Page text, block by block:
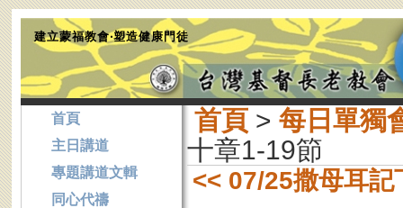
建立蒙福教會‧塑造健康門徒
首頁> 每日單獨
十章1-19節
<< 07/25撒母耳記
首頁
主日講道
專題講道文輯
同心代禱